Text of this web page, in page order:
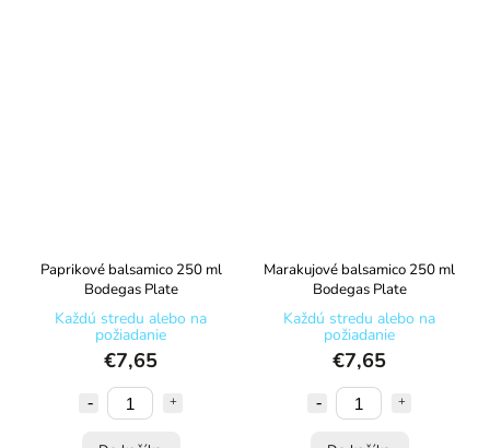
Paprikové balsamico 250 ml
Bodegas Plate
Každú stredu alebo na
požiadanie
€7,65
Marakujové balsamico 250 ml
Bodegas Plate
Každú stredu alebo na
požiadanie
€7,65